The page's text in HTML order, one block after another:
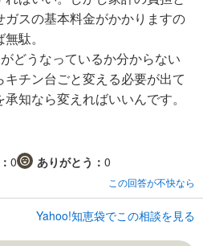
ガスの基本料金がかかりますの
駄。
どうなっているか分からない
チン台ごと変える必要が出て
知なら変えればいいんです。
0 ありがとう： 0
この回答が不快なら
Yahoo!知恵袋でこの相談を見る